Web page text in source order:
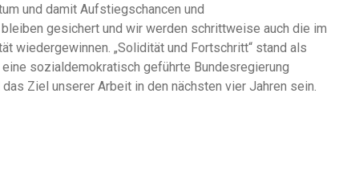
und damit Aufstiegschancen und
gesichert und wir werden schrittweise auch die im
wiedergewinnen. „Solidität und Fortschritt“ stand als
sozialdemokratisch geführte Bundesregierung
Ziel unserer Arbeit in den nächsten vier Jahren sein.